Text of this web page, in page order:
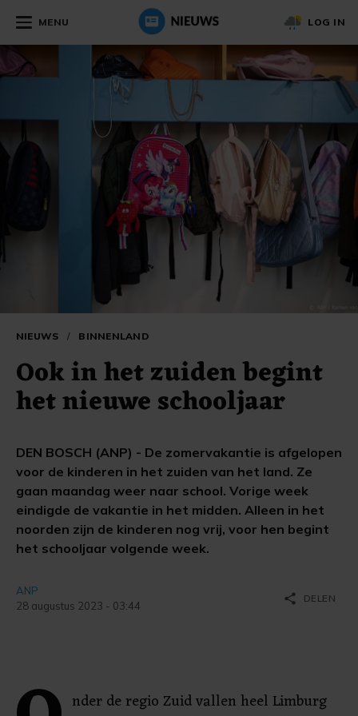
MENU LOG IN
NIEUWS / BINNENLAND
Ook in het zuiden begint
het nieuwe schooljaar
DEN BOSCH (ANP) - De zomervakantie is afgelopen
voor de kinderen in het zuiden van het land. Ze
gaan maandag weer naar school. Vorige week
eindigde de vakantie in het midden. Alleen in het
noorden zijn de kinderen nog vrij, voor hen begint
het schooljaar volgende week.
ANP
28 augustus 2023 - 03:44
share DELEN
nder de regio Zuid vallen heel Limburg